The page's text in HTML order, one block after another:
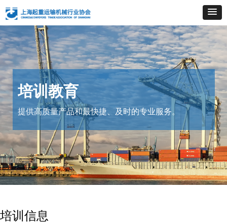
培训教育
提供高质量产品和最快捷、及时的专业服务。
培训信息